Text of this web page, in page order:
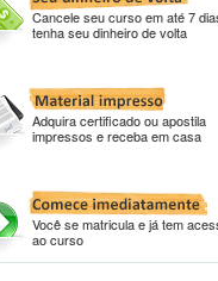
Cancele seu curso em até 7
tenha seu dinheiro de volta
Adquira certificado ou apostila
impressos e receba em casa
Você se matricula e já tem
ao curso